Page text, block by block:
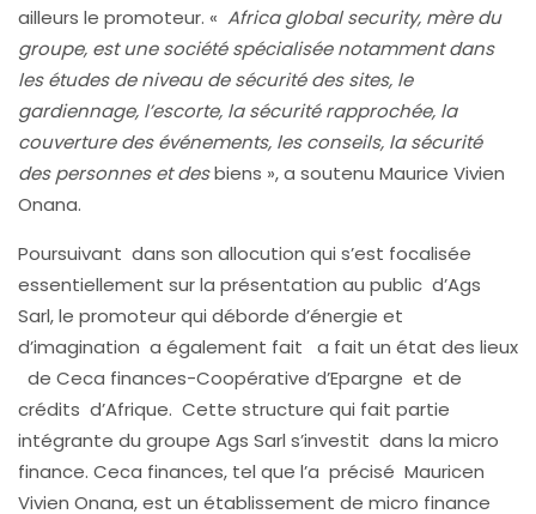
ailleurs le promoteur. « Africa global security, mère du
groupe, est une société spécialisée notamment dans
les études de niveau de sécurité des sites, le
gardiennage, l’escorte, la sécurité rapprochée, la
couverture des événements, les conseils, la sécurité
des personnes et desbiens », a soutenu Maurice Vivien
Onana.
Poursuivant dans son allocution qui s’est focalisée
essentiellement sur la présentation au public d’Ags
Sarl, le promoteur qui déborde d’énergie et
d’imagination a également fait a fait un état des lieux
de Ceca finances-Coopérative d’Epargne et de
crédits d’Afrique. Cette structure qui fait partie
intégrante du groupe Ags Sarl s’investit dans la micro
finance. Ceca finances, tel que l’a précisé Mauricen
Vivien Onana, est un établissement de micro finance